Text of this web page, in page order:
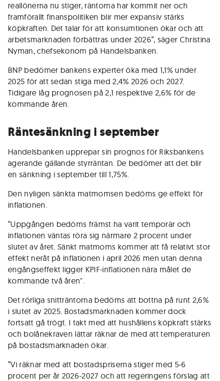
reallönerna nu stiger, räntorna har kommit ner och
framförallt finanspolitiken blir mer expansiv stärks
köpkraften. Det talar för att konsumtionen ökar och att
arbetsmarknaden förbättras under 2026”, säger Christina
Nyman, chefsekonom på Handelsbanken.
BNP bedömer bankens experter öka med 1,1% under
2025 för att sedan stiga med 2,4% 2026 och 2027.
Tidigare låg prognosen på 2,1 respektive 2,6% för de
kommande åren.
Räntesänkning i september
Handelsbanken upprepar sin prognos för Riksbankens
agerande gällande styrräntan. De bedömer att det blir
en sänkning i september till 1,75%.
Den nyligen sänkta matmomsen bedöms ge effekt för
inflationen.
”Uppgången bedöms främst ha varit temporär och
inflationen väntas röra sig närmare 2 procent under
slutet av året. Sänkt matmoms kommer att få relativt stor
effekt neråt på inflationen i april 2026 men utan denna
engångseffekt ligger KPIF-inflationen nära målet de
kommande två åren".
Det rörliga snitträntorna bedöms att bottna på runt 2,6%
i slutet av 2025. Bostadsmarknaden kommer dock
fortsatt gå trögt. I takt med att hushållens köpkraft stärks
och bolånekraven lättar räknar de med att temperaturen
på bostadsmarknaden ökar.
”Vi räknar med att bostadspriserna stiger med 5-6
procent per år 2026-2027 och att regeringens förslag att